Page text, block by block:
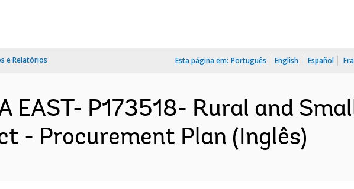
e Relatórios Esta página em: Português English Español
EAST- P173518- Rural and
- Procurement Plan (Inglês)